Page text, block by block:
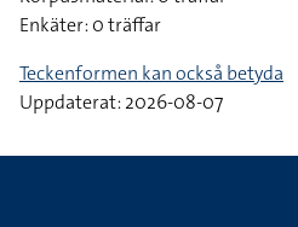
Enkäter: 0 träffar
Teckenformen kan också betyda
Uppdaterat: 2026-08-07